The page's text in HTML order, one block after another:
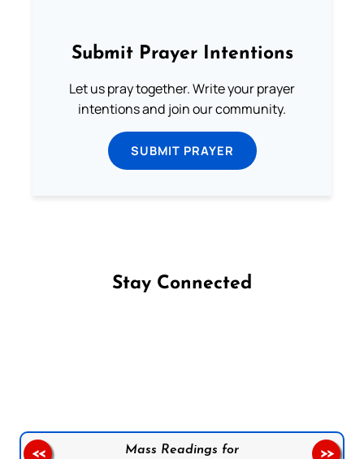
Submit Prayer Intentions
Let us pray together. Write your prayer
intentions and join our community.
SUBMIT PRAYER
Stay Connected
Mass Readings for
<< >>